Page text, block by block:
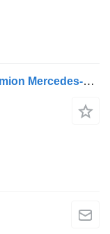
Disc frână A 220 421 25 12 pentru camion Mercedes-Benz Clase S (BM 220) Berlina (07.1998->)